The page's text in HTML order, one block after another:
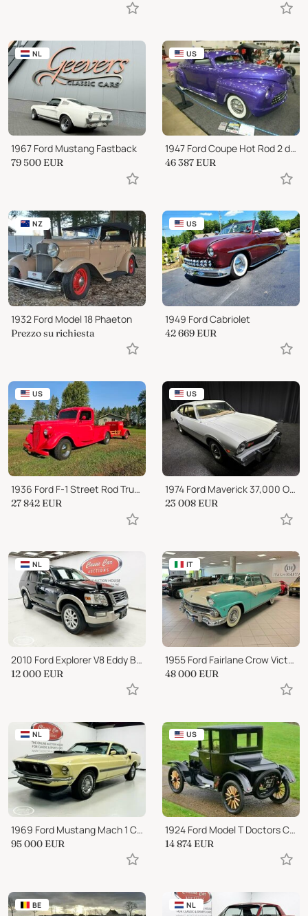
NL
1967 Ford Mustang Fastback
79 500 EUR
US
1947 Ford Coupe Hot Rod 2 dr Deluxe
46 387 EUR
NZ
1932 Ford Model 18 Phaeton
Prezzo su richiesta
US
1949 Ford Cabriolet
42 669 EUR
US
1936 Ford F-1 Street Rod Truck
27 842 EUR
US
1974 Ford Maverick 37,000 ORIGINAL MILES 302ci
23 008 EUR
NL
2010 Ford Explorer V8 Eddy Bauer
12 000 EUR
IT
1955 Ford Fairlane Crow Victoria
48 000 EUR
NL
1969 Ford Mustang Mach 1 Cobra Jet R-Code
95 000 EUR
US
1924 Ford Model T Doctors Coupe
14 874 EUR
BE NL